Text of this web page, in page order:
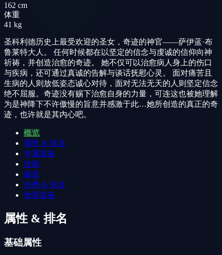
162 cm
体重
41 kg
圣科利德历史上最受欢迎的圣女，奇迹的神官——萨伊蓝·布
鲁莱特大人。 任何时候都在以坚定的信念与虔诚的信仰向神
祈祷，并创造治愈的奇迹。 她不仅可以治愈病人身上的伤口
与疾病，还可通过真诚的告解与谈话抚慰心灵。 面对痛苦且
生病的人则放低姿态诚心对待，面对无法无天的人则坚定信念
绝不屈服。奇迹没有赐下治愈自身的力量，可连这也被她理解
为是神降下不许傲慢的旨意并感激于此…她所创造的真正的奇
迹，也许就是其内心吧。
概览
属性 & 排名
专属装备
技能
爆发
连携 & 夹攻
推荐装备
属性 & 排名
基础属性